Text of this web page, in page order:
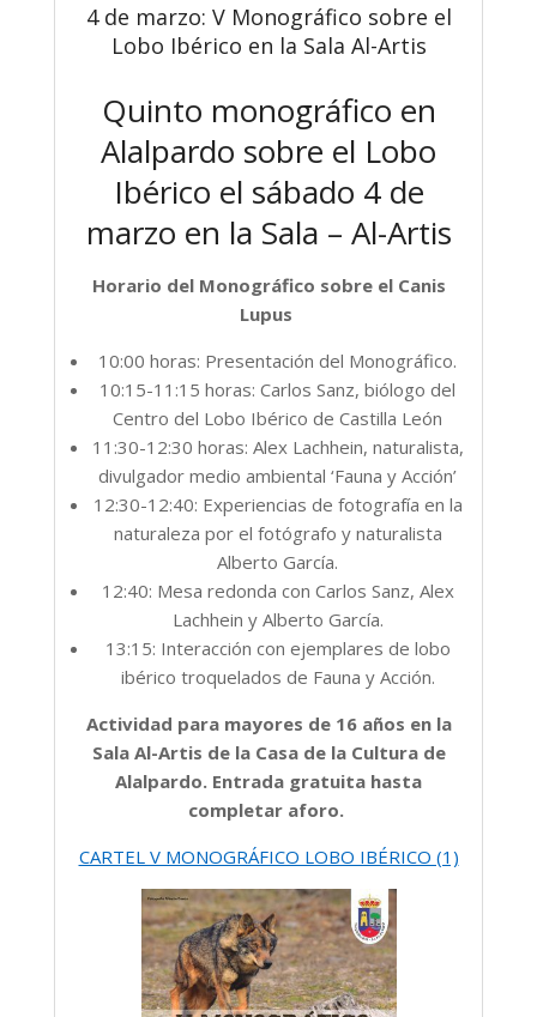
4 de marzo: V Monográfico sobre el
Lobo Ibérico en la Sala Al-Artis
Quinto monográfico en
Alalpardo sobre el Lobo
Ibérico el sábado 4 de
marzo en la Sala – Al-Artis
Horario del Monográfico sobre el Canis
Lupus
10:00 horas: Presentación del Monográfico.
10:15-11:15 horas: Carlos Sanz, biólogo del
Centro del Lobo Ibérico de Castilla León
11:30-12:30 horas: Alex Lachhein, naturalista,
divulgador medio ambiental ‘Fauna y Acción’
12:30-12:40: Experiencias de fotografía en la
naturaleza por el fotógrafo y naturalista
Alberto García.
12:40: Mesa redonda con Carlos Sanz, Alex
Lachhein y Alberto García.
13:15: Interacción con ejemplares de lobo
ibérico troquelados de Fauna y Acción.
Actividad para mayores de 16 años en la
Sala Al-Artis de la Casa de la Cultura de
Alalpardo. Entrada gratuita hasta
completar aforo.
CARTEL V MONOGRÁFICO LOBO IBÉRICO (1)